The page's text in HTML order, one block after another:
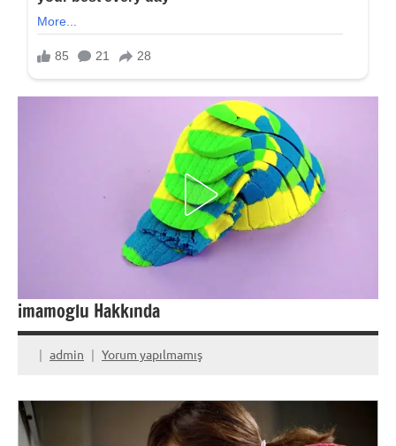
imamoglu Hakkında
admin Yorum yapılmamış